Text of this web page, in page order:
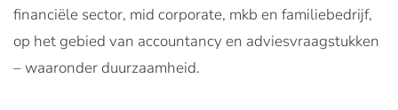
financiële sector, mid corporate, mkb en familiebedrijf,
op het gebied van accountancy en adviesvraagstukken
– waaronder duurzaamheid.